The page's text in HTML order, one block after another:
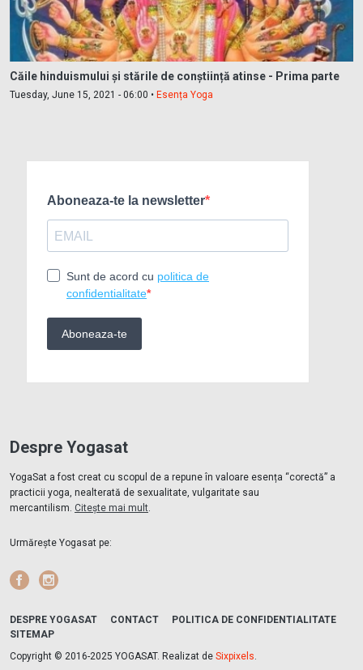
Căile hinduismului și stările de conștiință atinse - Prima parte
Tuesday, June 15, 2021 - 06:00 • Esența Yoga
Despre Yogasat
YogaSat a fost creat cu scopul de a repune în valoare esența “corectă” a
practicii yoga, nealterată de sexualitate, vulgaritate sau
mercantilism. Citește mai mult
Urmărește Yogasat pe:
Facebook
DESPRE YOGASAT CONTACT
POLITICA DE CONFIDENTIALITATE
SITEMAP
Copyright © 2016-2025 YOGASAT. Realizat de Sixpixels